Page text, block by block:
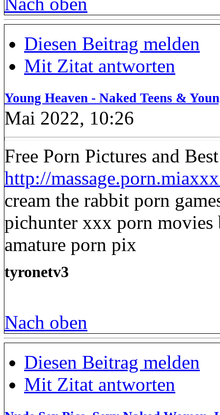
Diesen Beitrag melden
Mit Zitat antworten
Young Heaven - Naked Teens &
Mai 2022, 10:26
Free Porn Pictures and
http://
cream the rabbit porn
pichunter xxx porn
amature porn pix
tyronetv3
Nach oben
Diesen Beitrag melden
Mit Zitat antworten